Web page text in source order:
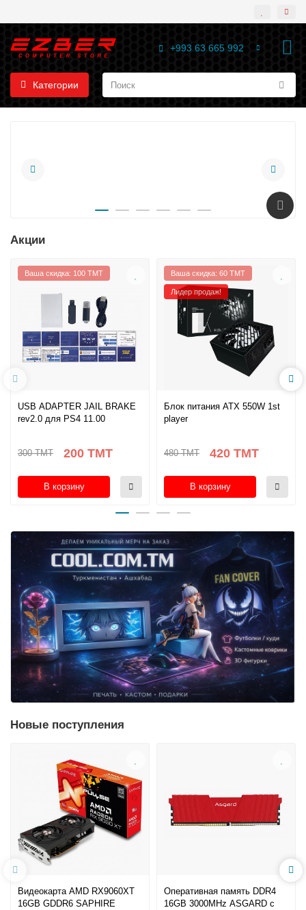
+993 63 665 992
Категории
Акции
Ваша скидка: 100 TMT
USB ADAPTER JAIL BRAKE
rev2.0 для PS4 11.00
300 TMT 200 TMT
В корзину
Ваша скидка: 60 TMT
Лидер продаж!
Блок питания ATX 550W 1st
player
480 TMT 420 TMT
В корзину
Новые поступления
Видеокарта AMD RX9060XT
16GB GDDR6 SAPHIRE
Оперативная память DDR4
16GB 3000MHz ASGARD с